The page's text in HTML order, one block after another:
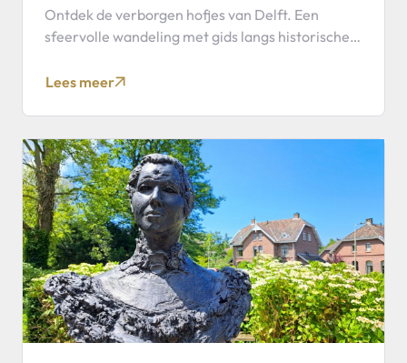
Ontdek de verborgen hofjes van Delft. Een
sfeervolle wandeling met gids langs historische
Lees meer